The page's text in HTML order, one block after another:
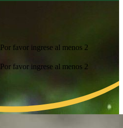
Por favor ingrese al menos 2
Por favor ingrese al menos 2